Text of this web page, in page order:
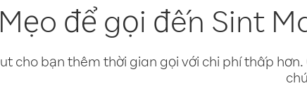
Mẹo để gọi đến Sint
cho bạn thêm thời gian gọi với chi phí thấp